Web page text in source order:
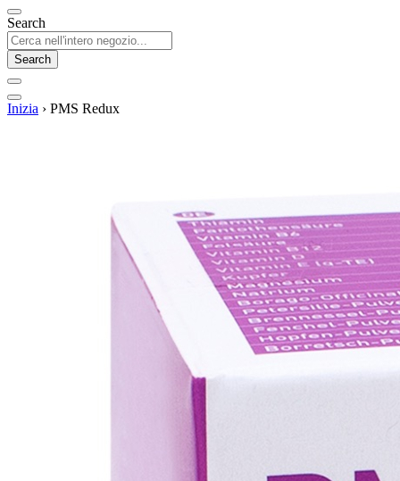
Search
Search
Inizia › PMS Redux